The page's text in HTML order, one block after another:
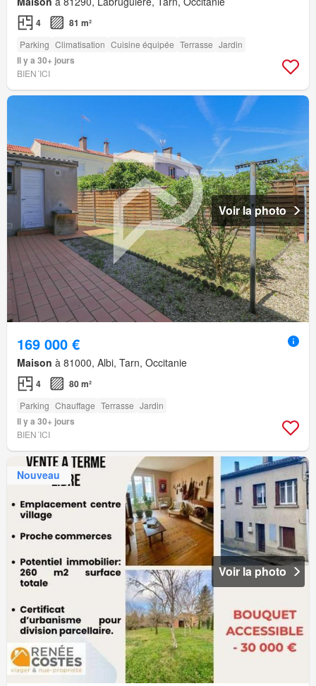
4 81 m²
Parking Climatisation Cuisine équipée Terrasse Jardin
Il y a 30+ jours
BIEN´ICI
Voir la photo
169 000 €
Maison à 81000, Albi, Tarn, Occitanie
4 80 m²
Parking Chauffage Terrasse Jardin
Il y a 30+ jours
BIEN´ICI
Nouveau
Voir la photo